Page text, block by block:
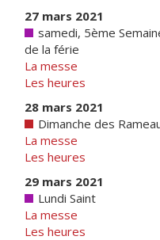
27 mars 2021
samedi, 5ème
de la férie
La messe
Les heures
28 mars 2021
Dimanche des
La messe
Les heures
29 mars 2021
Lundi Saint
La messe
Les heures